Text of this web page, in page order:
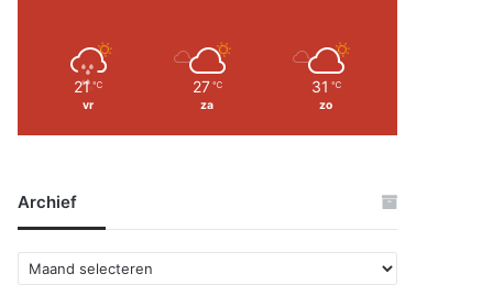
21 ℃
vr
27 ℃
za
31 ℃
zo
Archief